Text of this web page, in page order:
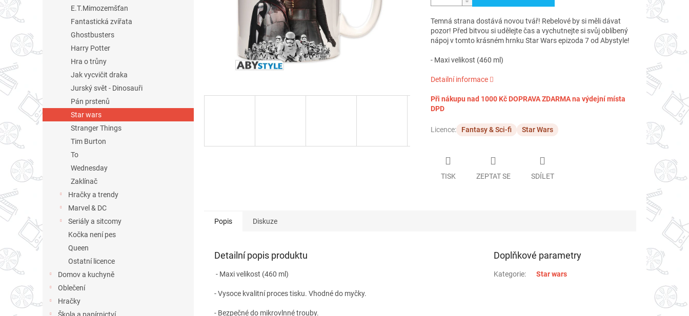
E.T.Mimozemšťan
Fantastická zvířata
Ghostbusters
Harry Potter
Hra o trůny
Jak vycvičit draka
Jurský svět - Dinosauři
Pán prstenů
Star wars
Stranger Things
Tim Burton
To
Wednesday
Zaklínač
Hračky a trendy
Marvel & DC
Seriály a sitcomy
Kočka není pes
Queen
Ostatní licence
Domov a kuchyně
Oblečení
Hračky
Temná strana dostává novou tvář! Rebelové by si měli dávat
pozor! Před bitvou si udělejte čas a vychutnejte si svůj oblíbený
nápoj v tomto krásném hrnku Star Wars epizoda 7 od Abystyle!
- Maxi velikost (460 ml)
Detailní informace
Při nákupu nad 1000 Kč DOPRAVA ZDARMA na výdejní místa
DPD
Licence: Fantasy & Sci-fi Star Wars
TISK ZEPTAT SE SDÍLET
Popis Diskuze
Detailní popis produktu
- Maxi velikost (460 ml)
- Vysoce kvalitní proces tisku. Vhodné do myčky.
- Bezpečné do mikrovlnné trouby.
Doplňkové parametry
Kategorie: Star wars